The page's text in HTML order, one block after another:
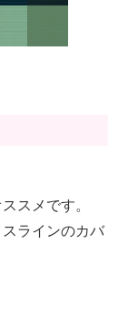
スメです。
ラインのカバ